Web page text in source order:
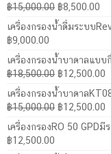
฿15,000.00 Original
price
was:
฿8,500.00
is:
เครื่องกรองน้ำดื่มระบบ
฿9,000.00
เครื่องกรองน้ำบาดาลแบ
฿18,500.00 Original
price
was:
฿18,500.00.
฿12,500.00
is:
เครื่องกรองน้ำบาดาล
฿15,000.00 Original
was:
฿12,500.00
เครื่องกรองRO 50 GPDมี
฿12,500.00